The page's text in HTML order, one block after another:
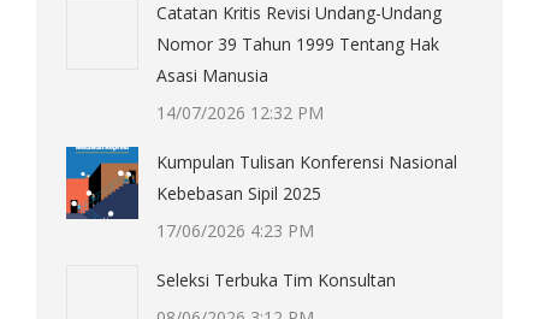
Catatan Kritis Revisi Undang-Undang
Nomor 39 Tahun 1999 Tentang Hak
Asasi Manusia
14/07/2026 12:32 PM
Kumpulan Tulisan Konferensi Nasional
Kebebasan Sipil 2025
17/06/2026 4:23 PM
Seleksi Terbuka Tim Konsultan